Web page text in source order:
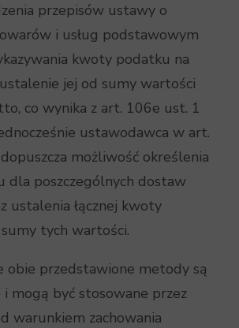
przepisów ustawy o
i usług podstawowym
kwoty podatku na
jej od sumy wartości
co wynika z art. 106e ust. 1
ustawodawca w art.
możliwość określenia
dla poszczególnych dostaw
ustalenia łącznej kwoty
tych wartości.
obie przedstawione metody są
i mogą być stosowane przez
warunkiem zachowania